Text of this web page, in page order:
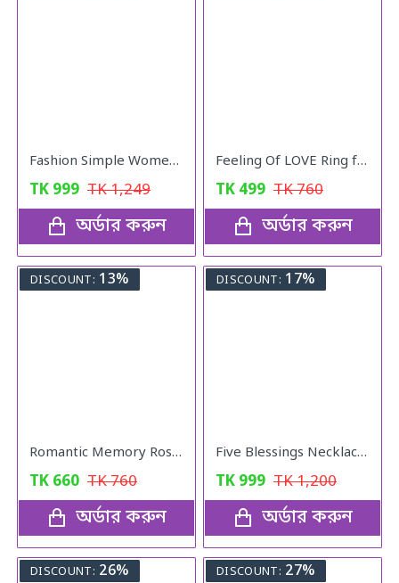
Fashion Simple Women Watches With Bracelet Set Quartz Wristwatch Shiny Stone Red Colour
TK 999 TK1,249
অর্ডার করুন
Feeling Of LOVE Ring for women
TK 499 TK760
অর্ডার করুন
DISCOUNT: 13%
Romantic Memory Rose Heart Projection 100 Language I Love You Necklace for Lover Couples- Rose Gold
TK 660 TK760
অর্ডার করুন
DISCOUNT: 17%
Five Blessings Necklace Woman Love Transfer Gold - Plated Moisture Light Luxury Jewellery Necklace
TK 999 TK1,200
অর্ডার করুন
DISCOUNT: 26% DISCOUNT: 27%